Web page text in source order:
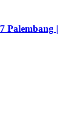
Palembang |